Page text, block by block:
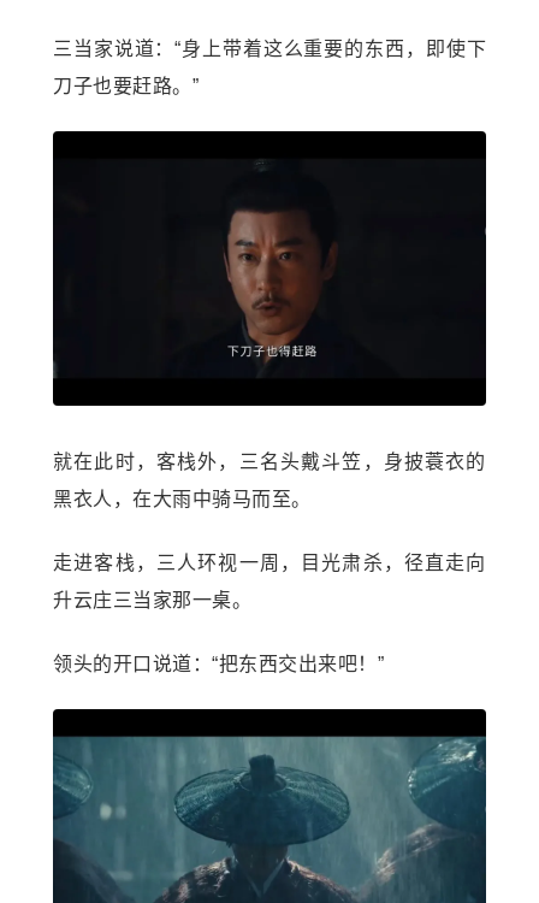
三当家说道：“身上带着这么重要的东西，即使下
刀子也要赶路。”
就在此时，客栈外，三名头戴斗笠，身披蓑衣的
黑衣人，在大雨中骑马而至。
走进客栈，三人环视一周，目光肃杀，径直走向
升云庄三当家那一桌。
领头的开口说道：“把东西交出来吧！”